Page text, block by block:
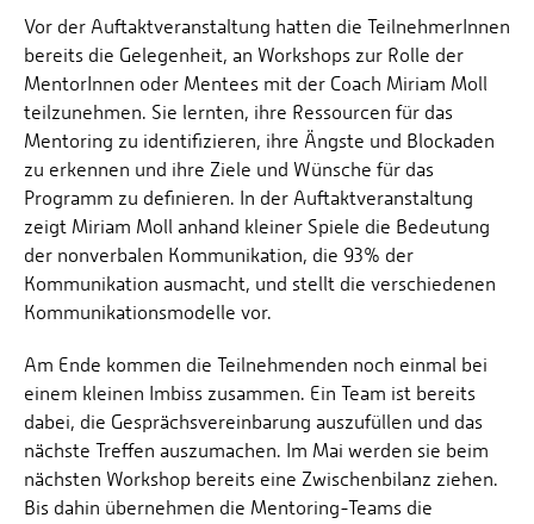
Vor der Auftaktveranstaltung hatten die TeilnehmerInnen
bereits die Gelegenheit, an Workshops zur Rolle der
MentorInnen oder Mentees mit der Coach Miriam Moll
teilzunehmen. Sie lernten, ihre Ressourcen für das
Mentoring zu identifizieren, ihre Ängste und Blockaden
zu erkennen und ihre Ziele und Wünsche für das
Programm zu definieren. In der Auftaktveranstaltung
zeigt Miriam Moll anhand kleiner Spiele die Bedeutung
der nonverbalen Kommunikation, die 93% der
Kommunikation ausmacht, und stellt die verschiedenen
Kommunikationsmodelle vor.
Am Ende kommen die Teilnehmenden noch einmal bei
einem kleinen Imbiss zusammen. Ein Team ist bereits
dabei, die Gesprächsvereinbarung auszufüllen und das
nächste Treffen auszumachen. Im Mai werden sie beim
nächsten Workshop bereits eine Zwischenbilanz ziehen.
Bis dahin übernehmen die Mentoring-Teams die